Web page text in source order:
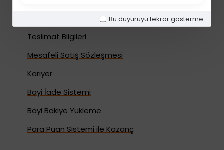
Bu duyuruyu tekrar gösterme
Kullanıcı Sözleşmesi
Teslimat Bilgileri
Mesafeli Satış Sözleşmesi
Kariyer
Bayi İade Sistemi
Bayi Bakiye Yükleme
Para Puan Sistemi ile Kazanç